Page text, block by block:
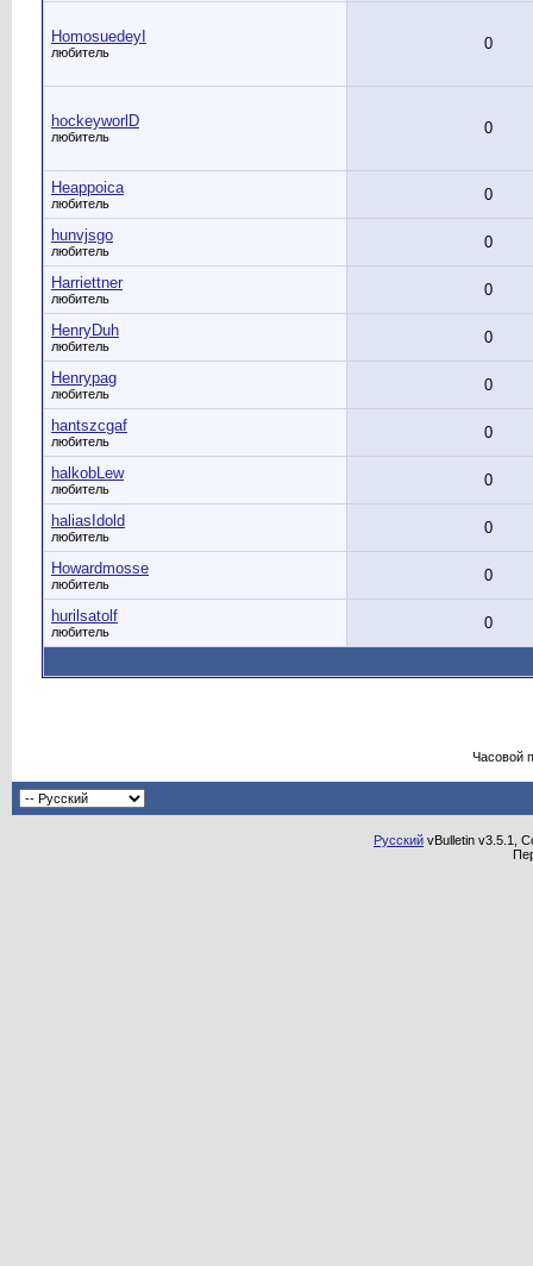
HomosuedeyI
любитель 0
hockeyworlD
любитель 0
Heappoica
любитель 0
hunvjsgo
любитель 0
Harriettner
любитель 0
HenryDuh
любитель 0
Henrypag
любитель 0
hantszcgaf
любитель 0
halkobLew
любитель 0
haliasIdold
любитель 0
Howardmosse
любитель 0
hurilsatolf
любитель 0
Часовой
Русский vBulletin v3.5.1,